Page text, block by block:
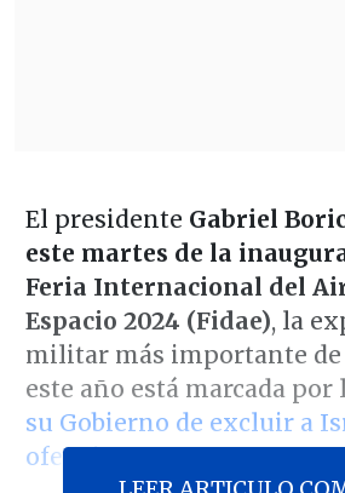
El presidente Gabriel
este martes de la
Feria Internacional del
Espacio 2024 (Fidae), la
militar más importante de
este año está marcada por
su Gobierno de excluir a
ofensiva en Gaza.